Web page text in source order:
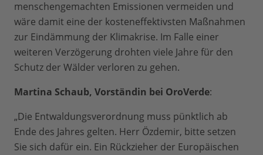
menschengemachten Emissionen vermeiden und
wäre damit eine der kosteneffektivsten Maßnahmen
zur Eindämmung der Klimakrise. Im Falle einer
weiteren Verzögerung drohten viele Jahre für den
Schutz der Wälder verloren zu gehen.
Martina Schaub, Vorständin bei OroVerde:
„Die Entwaldungsverordnung muss pünktlich ab
Ende des Jahres gelten. Herr Özdemir, bitte setzen
Sie sich dafür ein. Ein Rückzieher der Europäischen